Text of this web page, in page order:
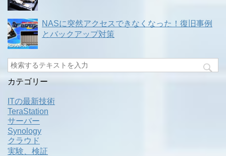
NASに突然アクセスできなくなった！復旧事例
とバックアップ対策
カテゴリー
ITの最新技術
TeraStation
サーバー
Synology
クラウド
実験、検証